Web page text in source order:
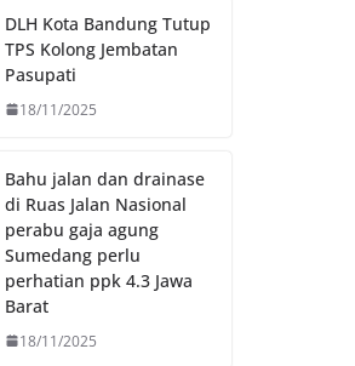
k
DLH Kota Bandung Tutup
TPS Kolong Jembatan
Pasupati
18/11/2025
Bahu jalan dan drainase
di Ruas Jalan Nasional
perabu gaja agung
Sumedang perlu
perhatian ppk 4.3 Jawa
Barat
18/11/2025